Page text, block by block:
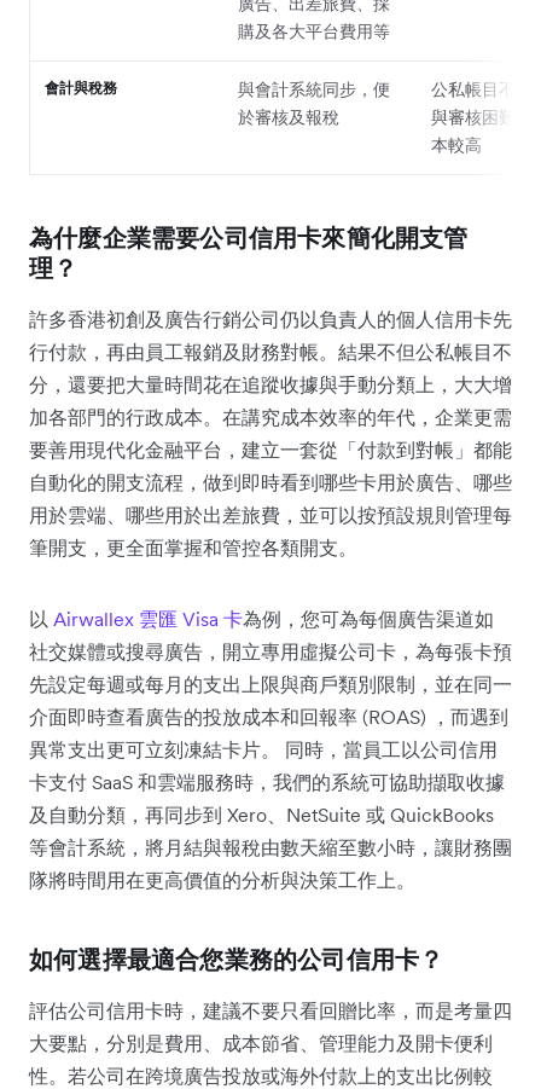
購及各大平台費用等
會計與稅務
與會計系統同步，便
於審核及報稅
公私帳目不分
與審核困難，
本較高
為什麼企業需要公司信用卡來簡化開支管
理？
許多香港初創及廣告行銷公司仍以負責人的個人信用卡先
行付款，再由員工報銷及財務對帳。結果不但公私帳目不
分，還要把大量時間花在追蹤收據與手動分類上，大大增
加各部門的行政成本。在講究成本效率的年代，企業更需
要善用現代化金融平台，建立一套從「付款到對帳」都能
自動化的開支流程，做到即時看到哪些卡用於廣告、哪些
用於雲端、哪些用於出差旅費，並可以按預設規則管理每
筆開支，更全面掌握和管控各類開支。
​以 Airwallex 雲匯 Visa 卡為例，您可為每個廣告渠道如
社交媒體或搜尋廣告，開立專用虛擬公司卡，為每張卡預
先設定每週或每月的支出上限與商戶類別限制，並在同一
介面即時查看廣告的投放成本和回報率 (ROAS) ，而遇到
異常支出更可立刻凍結卡片。 同時，當員工以公司信用
卡支付 SaaS 和雲端服務時，我們的系統可協助擷取收據
及自動分類，再同步到 Xero、NetSuite 或 QuickBooks
等會計系統，將月結與報稅由數天縮至數小時，讓財務團
隊將時間用在更高價值的分析與決策工作上。
如何選擇最適合您業務的公司信用卡？
評估公司信用卡時，建議不要只看回贈比率，而是考量四
大要點，分別是費用、成本節省、管理能力及開卡便利
性。若公司在跨境廣告投放或海外付款上的支出比例較